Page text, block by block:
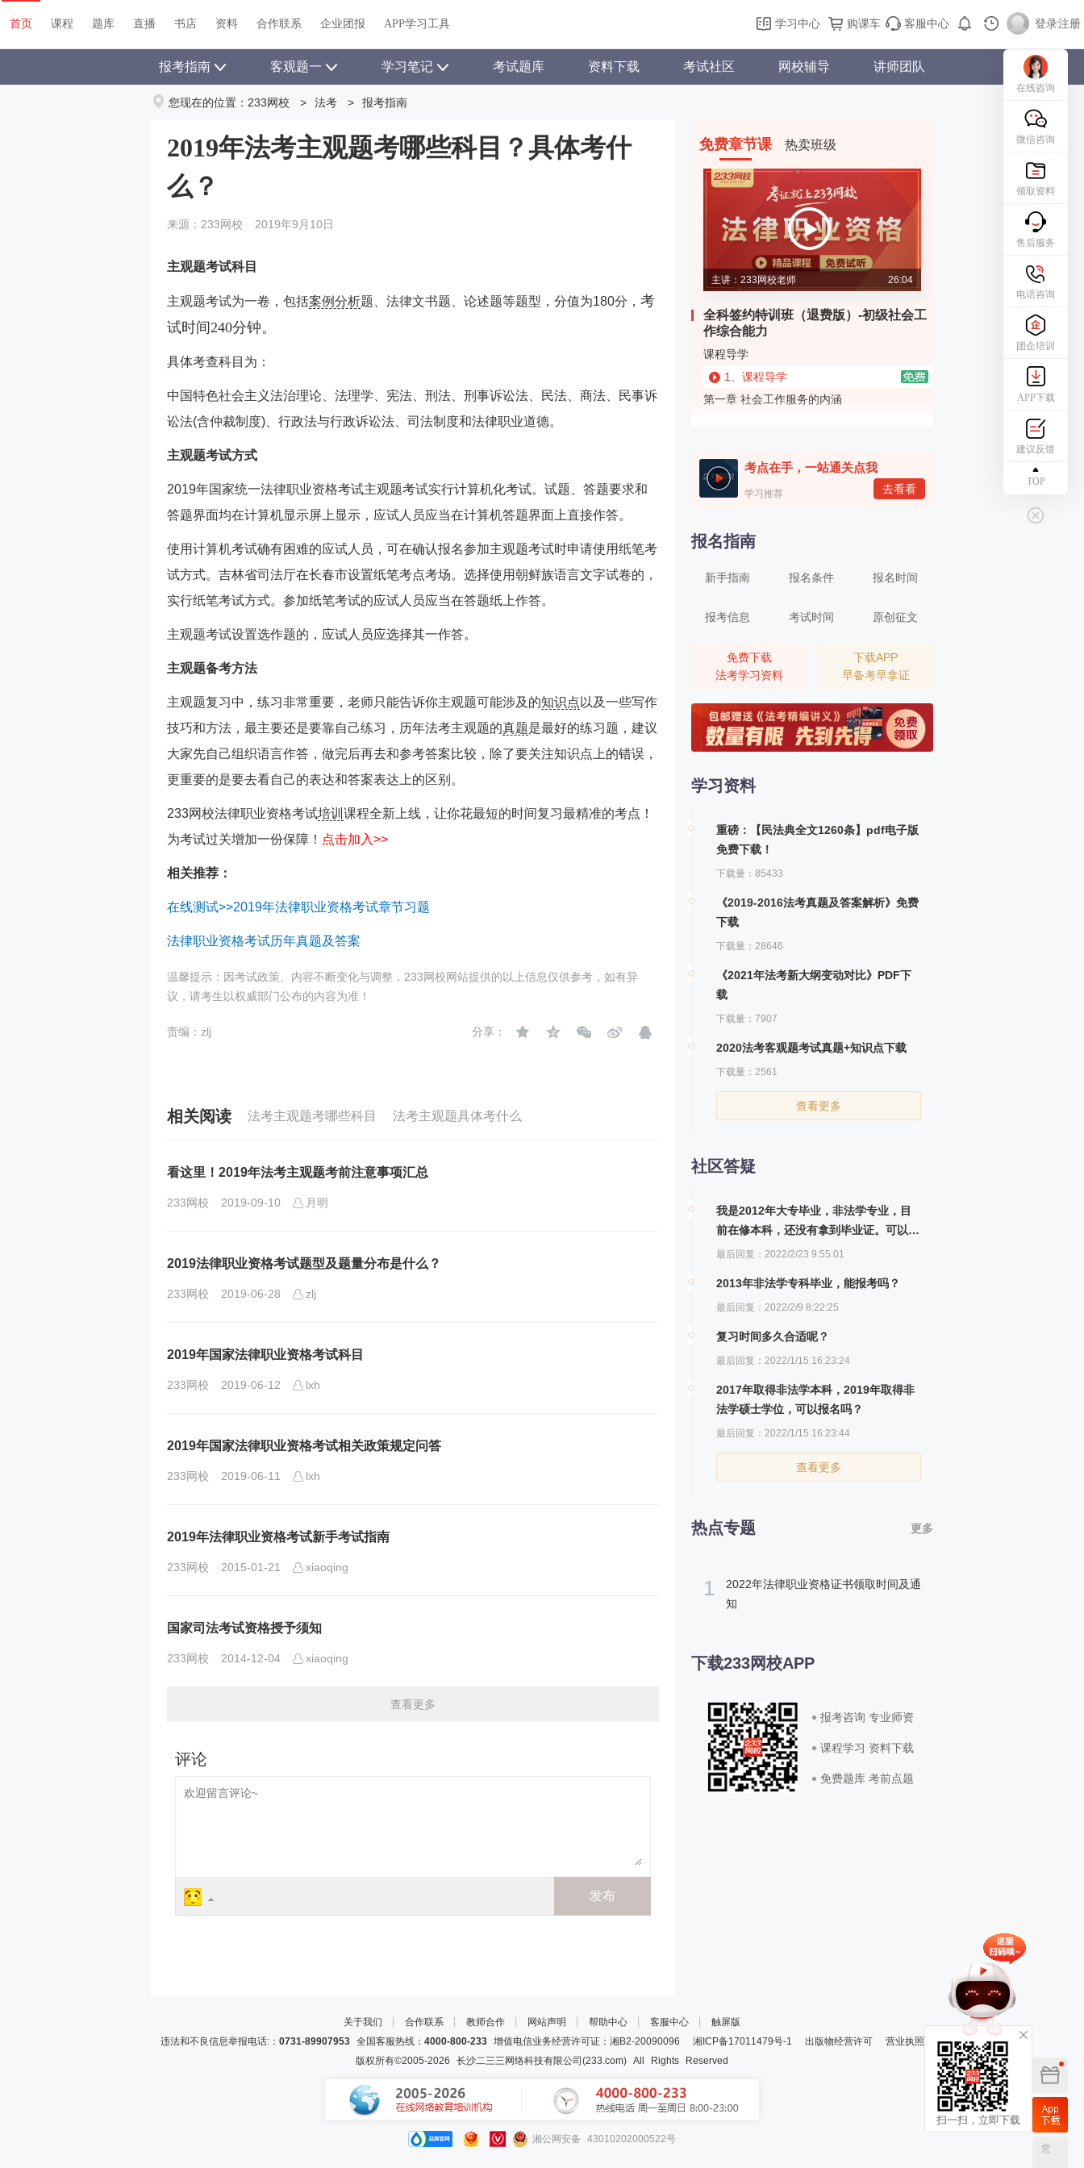
首页 课程 题库 直播 书店 资料 合作联系 企业团报 APP学习工具 学习中心 购课车 客服中心 登录|注册
报考指南 客观题一 学习笔记 考试题库 资料下载 考试社区 网校辅导 讲师团队
您现在的位置： 233网校 > 法考 > 报考指南
2019年法考主观题考哪些科目？具体考什
么？
来源：233网校 2019年9月10日
主观题考试科目
主观题考试为一卷，包括案例分析题、法律文书题、论述题等题型，分值为180分 ， 考
试时间240分钟。
具体考查科目为：
中国特色社会主义法治理论、法理学、宪法、刑法、刑事诉讼法、民法、商法、民事诉
讼法(含仲裁制度)、行政法与行政诉讼法、司法制度和法律职业道德。
主观题考试方式
2019年国家统一法律职业资格考试主观题考试实行计算机化考试。试题、答题要求和
答题界面均在计算机显示屏上显示，应试人员应当在计算机答题界面上直接作答。
使用计算机考试确有困难的应试人员，可在确认报名参加主观题考试时申请使用纸笔考
试方式。吉林省司法厅在长春市设置纸笔考点考场。选择使用朝鲜族语言文字试卷的，
实行纸笔考试方式。参加纸笔考试的应试人员应当在答题纸上作答。
主观题考试设置选作题的，应试人员应选择其一作答。
主观题备考方法
主观题复习中，练习非常重要，老师只能告诉你主观题可能涉及的知识点 以及一些写作
技巧和方法，最主要还是要靠自己练习， 历年法考主观题的真题是最好的练习题 ，建议
大家先自己组织语言作答，做完后再去和参考答案比较，除了要关注知识点上的错误，
更重要的是要去看自己的表达和答案表达上的区别。
233网校法律职业资格考试培训 课程全新上线，让你花最短的时间复习最精准的考点！
为考试过关增加一份保障！ 点击加入>>
相关推荐：
在线测试>>2019年法律职业资格考试章节习题
法律职业资格考试历年真题及答案
温馨提示：因考试政策、内容不断变化与调整，233网校网站提供的以上信息仅供参考，如有异
议，请考生以权威部门公布的内容为准！
责编：zlj 分享：
相关阅读 法考主观题考哪些科目 法考主观题具体考什么
看这里！2019年法考主观题考前注意事项汇总
233网校 2019-09-10 月明
2019法律职业资格考试题型及题量分布是什么？
233网校 2019-06-28 zlj
2019年国家法律职业资格考试科目
233网校 2019-06-12 lxh
2019年国家法律职业资格考试相关政策规定问答
233网校 2019-06-11 lxh
2019年法律职业资格考试新手考试指南
233网校 2015-01-21 xiaoqing
国家司法考试资格授予须知
233网校 2014-12-04 xiaoqing
查看更多
免费章节课 热卖班级
主讲：233网校老师 26:04
全科签约特训班（退费版）-初级社会工
作综合能力
课程导学
1、课程导学
第一章 社会工作服务的内涵
第三章 开展社会工作服务应重点掌握的相关政
第四章 社会工作服务专业价值观与道德规范
5、社会工作服务专业价值观与道德规范（一）
第五章 人类行为与社会环境（中社版）
第六章 个案社会工作服务方法（中社版）
7、个案社会工作服务方法（一）
8、小组社会工作服务方法（一）
第八章 社区社会工作服务方法（中社版）
第九章 社会工作服务的管理（中社版）
第十章 志愿服务（中社版）
11、志愿服务（一）
考点在手，一站通关点我
学习推荐 去看看
报名指南
新手指南 报名条件 报名时间
报考信息 考试时间 原创征文
免费下载
法考学习资料
下载APP
早备考早拿证
学习资料
重磅：【民法典全文1260条】pdf电子版
免费下载！
下载量：85433
《2019-2016法考真题及答案解析》免费
下载
下载量：28646
《2021年法考新大纲变动对比》PDF下
载
下载量：7907
2020法考客观题考试真题+知识点下载
下载量：2561
查看更多
社区答疑
我是2012年大专毕业，非法学专业，目
前在修本科，还没有拿到毕业证。可以报
名吗？
最后回复：2022/2/23 9:55:01
2013年非法学专科毕业，能报考吗？
最后回复：2022/2/9 8:22:25
复习时间多久合适呢？
最后回复：2022/1/15 16:23:24
2017年取得非法学本科，2019年取得非
法学硕士学位，可以报名吗？
最后回复：2022/1/15 16:23:44
查看更多
热点专题 更多
1
2022年法律职业资格证书领取时间及通
知
下载233网校APP
报考咨询 专业师资
课程学习 资料下载
免费题库 考前点题
扫一扫，立即下载
关于我们 ┊ 合作联系 ┊ 教师合作 ┊ 网站声明 ┊ 帮助中心 ┊ 客服中心 ┊ 触屏版
违法和不良信息举报电话:： 0731-89907953全国客服热线： 4000-800-233增值电信业务经营许可证：湘B2-20090096 湘ICP备17011479号-1 出版物经营许可
营业执照
版权所有©2005-2026 长沙二三三网络科技有限公司(233.com) All Rights Reserved
湘公网安备 43010202000522号
在线咨询
微信咨询
领取资料
售后服务
电话咨询
团企培训
APP下载
建议反馈
TOP